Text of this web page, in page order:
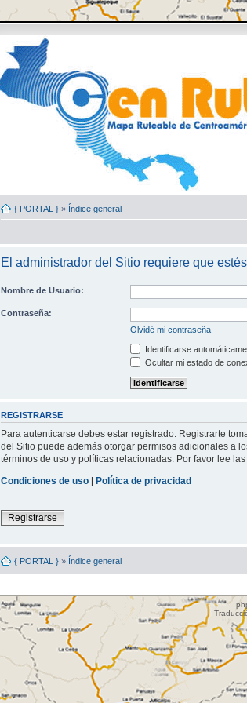
{ PORTAL } » Índice general
El administrador del Sitio requiere que
Nombre de Usuario:
Contraseña:
Olvidé mi contraseña
Identificarse
Ocultar mi estado de
REGISTRARSE
Para autenticarse debes estar registrado. Registrarte
del Sitio puede además otorgar permisos adicionales a
términos de uso y políticas relacionadas. Por favor lee
Condiciones de uso | Política de privacidad
Registrarse
{ PORTAL } » Índice general